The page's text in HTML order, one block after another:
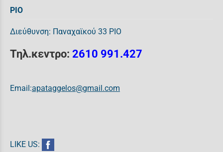
ΡΙΟ
Διεύθυνση: Παναχαϊκού 33 ΡΙΟ
Τηλ.κεντρο: 2610 991.427
Email:apataggelos@gmail.com
LIKE US: